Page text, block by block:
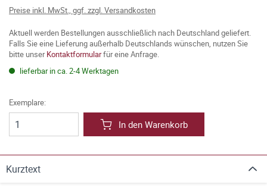
Preise inkl. MwSt., ggf. zzgl. Versandkosten
Aktuell werden Bestellungen ausschließlich nach Deutschland geliefert.
Falls Sie eine Lieferung außerhalb Deutschlands wünschen, nutzen Sie
bitte unserKontaktformularfür eine Anfrage.
lieferbar in ca. 2-4 Werktagen
Exemplare:
In den Warenkorb
Kurztext